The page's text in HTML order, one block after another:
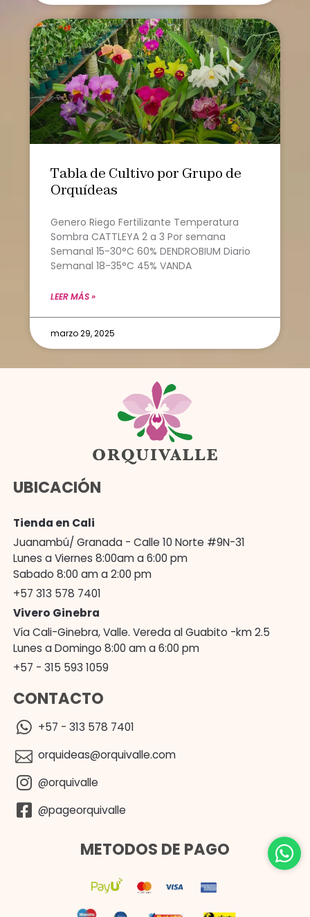
Tabla de Cultivo por Grupo de
Orquídeas
Genero Riego Fertilizante Temperatura
Sombra CATTLEYA 2 a 3 Por semana
Semanal 15-30°C 60% DENDROBIUM Diario
Semanal 18-35°C 45% VANDA
LEER MÁS »
marzo 29, 2025
UBICACIÓN
Tienda en Cali
Juanambú/ Granada - Calle 10 Norte #9N-31
Lunes a Viernes 8:00am a 6:00 pm
Sabado 8:00 am a 2:00 pm
+57 313 578 7401
Vivero Ginebra
Vía Cali-Ginebra, Valle. Vereda al Guabito -km 2.5
Lunes a Domingo 8:00 am a 6:00 pm
+57 - 315 593 1059
CONTACTO
+57 - 313 578 7401
orquideas@orquivalle.com
@orquivalle
@pageorquivalle
METODOS DE PAGO